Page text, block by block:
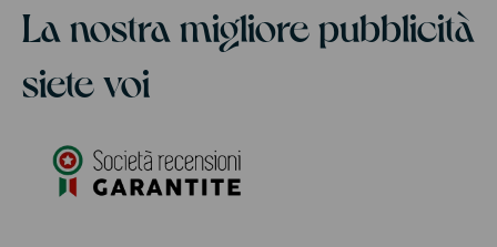
La nostra migliore pubblicità
siete voi